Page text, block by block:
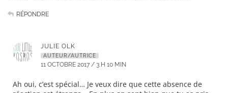
RÉPONDRE
JULIE OLK
AUTEUR/AUTRICE
11 OCTOBRE 2017 / 3 H 10 MIN
Ah oui, c’est spécial… Je veux dire que cette absence de